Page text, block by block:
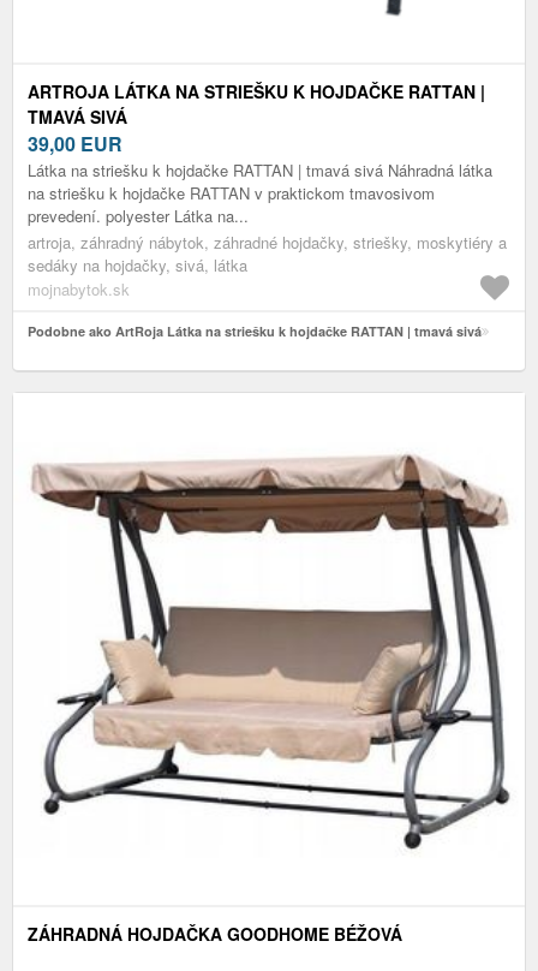
ARTROJA LÁTKA NA STRIEŠKU K HOJDAČKE RATTAN |
TMAVÁ SIVÁ
39,00 EUR
Látka na striešku k hojdačke RATTAN | tmavá sivá Náhradná látka
na striešku k hojdačke RATTAN v praktickom tmavosivom
prevedení. polyester Látka na...
artroja, záhradný nábytok, záhradné hojdačky, striešky, moskytiéry a
sedáky na hojdačky, sivá, látka
mojnabytok.sk
Podobne ako ArtRoja Látka na striešku k hojdačke RATTAN | tmavá sivá
ZÁHRADNÁ HOJDAČKA GOODHOME BÉŽOVÁ